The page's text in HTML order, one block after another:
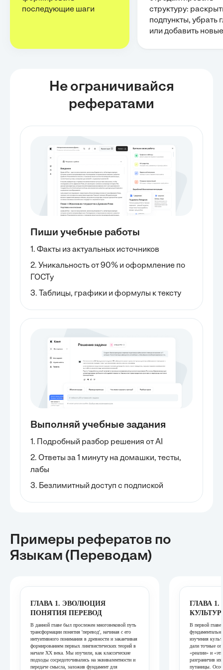
последующие шаги
структуру:
подпункты, убрать
или добавить новые
Не ограничивайся
рефератами
Пиши учебные работы
1. Факты из актуальных источников
2. Уникальность от 90% и оформление по
ГОСТу
3. Таблицы, графики и формулы к тексту
Выполняй учебные задания
1. Подробный разбор решения от AI
2. Ответы за 1 минуту на домашки, тесты,
лабы
3. Безлимитный доступ с подпиской
Примеры рефератов по
Языкам (переводам)
ГЛАВА 1. ЭВОЛЮЦИЯ
ПОНЯТИЯ ПЕРЕВОД
В данной главе был прослежен многовековой путь
трансформации понятия 'перевод', начиная с его
интуитивного понимания в древности и заканчивая
формированием первых лингвистических теорий в
начале XX века. Мы изучили, как классические
подходы сосредоточивались на эквивалентности и
передаче смысла, заложив фундамент для
ГЛАВА
В первой главе
изучения
дали точные
«реалии» и
разграничив
путаницы.